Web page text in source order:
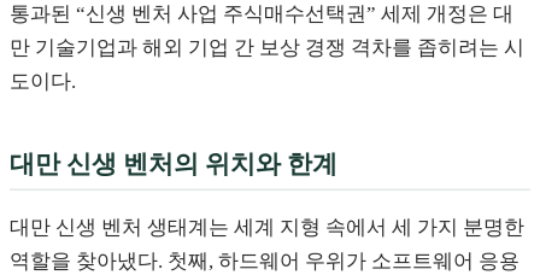
통과된 “신생 벤처 사업 주식매수선택권” 세제 개정은 대
만 기술기업과 해외 기업 간 보상 경쟁 격차를 좁히려는 시
도이다.
대만 신생 벤처의 위치와 한계
대만 신생 벤처 생태계는 세계 지형 속에서 세 가지 분명한
역할을 찾아냈다. 첫째, 하드웨어 우위가 소프트웨어 응용